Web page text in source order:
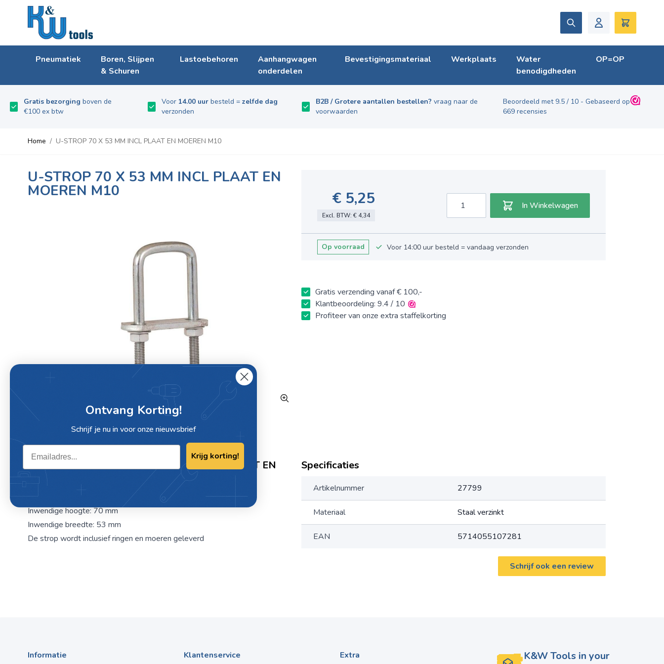
Ga naar de inhoud
Zoek
Pneumatiek
Boren, Slijpen
& Schuren
Lastoebehoren
Aanhangwagen
onderdelen
Bevestigingsmateriaal Werkplaats
Water
benodigdheden
OP=OP
Gratis bezorging boven de
€100 ex btw
Voor 14.00 uurbesteld = zelfde dag
verzonden
B2B / Grotere aantallen bestellen? vraag naar de
voorwaarden
Beoordeeld met 9.5 / 10 - Gebaseerd op
669 recensies
Home / U-STROP 70 X 53 MM INCL PLAAT EN MOEREN M10
U-STROP 70 X 53 MM INCL PLAAT EN
MOEREN M10 € 5,25
Excl. BTW: € 4,34
In Winkelwagen
Op voorraad Voor 14:00 uur besteld = vandaag verzonden
Gratis verzending vanaf € 100,-
Klantbeoordeling: 9.4 / 10
Profiteer van onze extra staffelkorting
Omschrijving / U-STROP 70 X 53 MM INCL PLAAT EN
MOEREN M10
U-strop
Inwendige hoogte: 70 mm
Inwendige breedte: 53 mm
De strop wordt inclusief ringen en moeren geleverd
Specificaties
Artikelnummer 27799
Materiaal Staal verzinkt
EAN 5714055107281
Schrijf ook een review
Informatie Klantenservice Extra
K&W Tools in your
Ontvang Korting!
Schrijf je nu in voor onze nieuwsbrief
Email
Krijg korting!